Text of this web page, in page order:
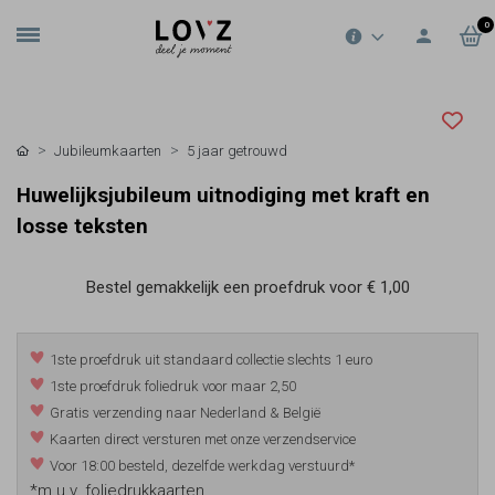
0
Jubileumkaarten 5 jaar getrouwd
Huwelijksjubileum uitnodiging met kraft en
losse teksten
Bestel gemakkelijk een proefdruk voor € 1,00
1ste proefdruk uit standaard collectie slechts 1 euro
1ste proefdruk foliedruk voor maar 2,50
Gratis verzending naar Nederland & België
Kaarten direct versturen met onze verzendservice
Voor 18:00 besteld, dezelfde werkdag verstuurd*
*m.u.v. foliedrukkaarten